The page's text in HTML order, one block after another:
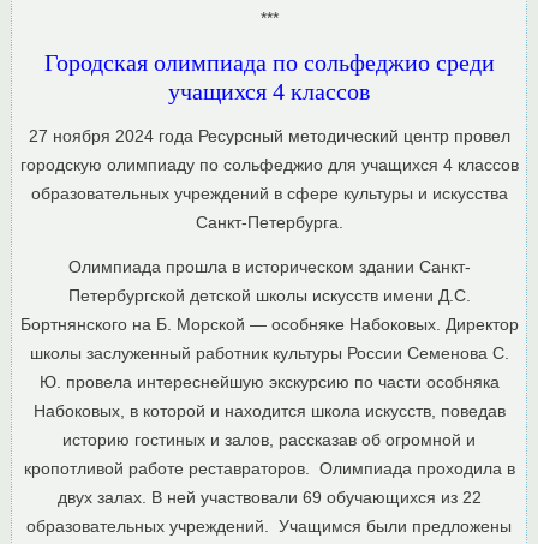
***
Городская олимпиада по сольфеджио среди
учащихся 4 классов
27 ноября 2024 года Ресурсный методический центр провел
городскую олимпиаду по сольфеджио для учащихся 4 классов
образовательных учреждений в сфере культуры и искусства
Санкт-Петербурга.
Олимпиада прошла в историческом здании Санкт-
Петербургской детской школы искусств имени Д.С.
Бортнянского на Б. Морской — особняке Набоковых. Директор
школы заслуженный работник культуры России Семенова С.
Ю. провела интереснейшую экскурсию по части особняка
Набоковых, в которой и находится школа искусств, поведав
историю гостиных и залов, рассказав об огромной и
кропотливой работе реставраторов. Олимпиада проходила в
двух залах. В ней участвовали 69 обучающихся из 22
образовательных учреждений. Учащимся были предложены